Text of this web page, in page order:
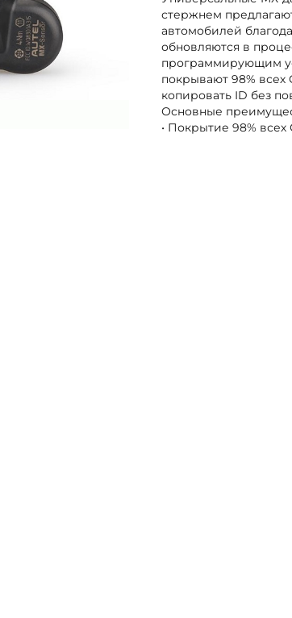
стержнем
автомобилей
обновляются в
программирующим
покрывают 98% всех
копировать ID без
Основные
• Покрытие 98%